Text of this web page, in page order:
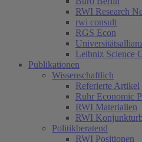
RWI Research
rwi consult
RGS Econ
Leibniz Science
Publikationen
Wissenschaftlich
Referierte Artikel
Ruhr Economic
RWI Materialien
RWI
Politikberatend
RWI Positionen